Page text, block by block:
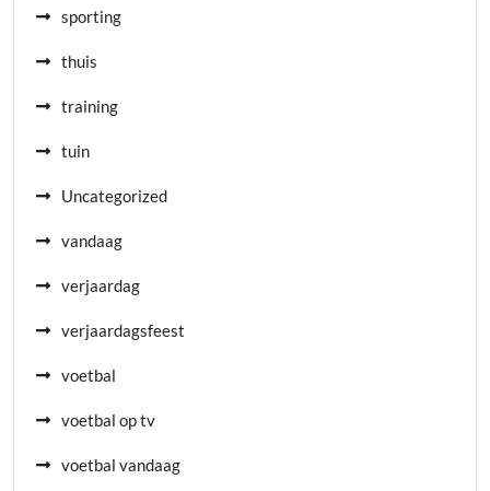
sporting
thuis
training
tuin
Uncategorized
vandaag
verjaardag
verjaardagsfeest
voetbal
voetbal op tv
voetbal vandaag